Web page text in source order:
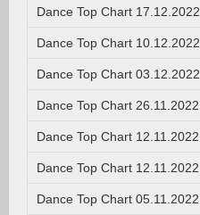
Dance Top Chart 17.12.2022.
Dance Top Chart 10.12.2022.
Dance Top Chart 03.12.2022.
Dance Top Chart 26.11.2022.
Dance Top Chart 12.11.2022.
Dance Top Chart 12.11.2022.
Dance Top Chart 05.11.2022.